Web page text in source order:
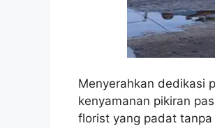
Menyerahkan dedikasi
kenyamanan pikiran
florist yang padat